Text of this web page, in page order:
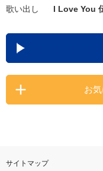
DAM
カラ
歌い出し
I Love You
お
サイトマップ